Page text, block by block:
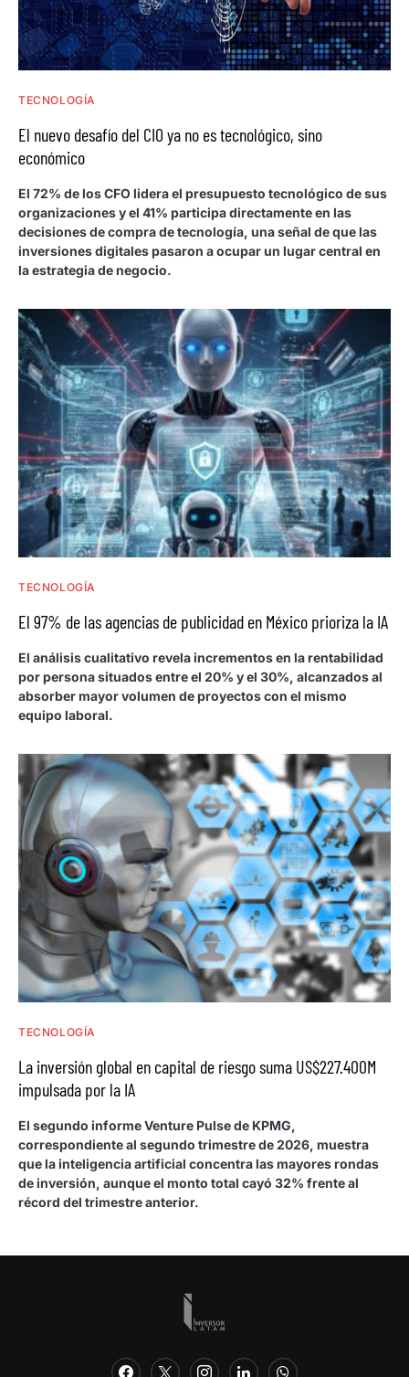
TECNOLOGÍA
El nuevo desafío del CIO ya no es tecnológico, sino
económico
El 72% de los CFO lidera el presupuesto tecnológico de sus
organizaciones y el 41% participa directamente en las
decisiones de compra de tecnología, una señal de que las
inversiones digitales pasaron a ocupar un lugar central en
la estrategia de negocio.
TECNOLOGÍA
El 97% de las agencias de publicidad en México prioriza la IA
El análisis cualitativo revela incrementos en la rentabilidad
por persona situados entre el 20% y el 30%, alcanzados al
absorber mayor volumen de proyectos con el mismo
equipo laboral.
TECNOLOGÍA
La inversión global en capital de riesgo suma US$227.400M
impulsada por la IA
El segundo informe Venture Pulse de KPMG,
correspondiente al segundo trimestre de 2026, muestra
que la inteligencia artificial concentra las mayores rondas
de inversión, aunque el monto total cayó 32% frente al
récord del trimestre anterior.